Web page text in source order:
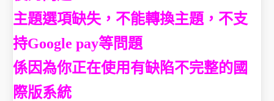
主題選項缺失，不能轉換主題，不支
持Google pay等問題
係因為你正在使用有缺陷不完整的國
際版系統